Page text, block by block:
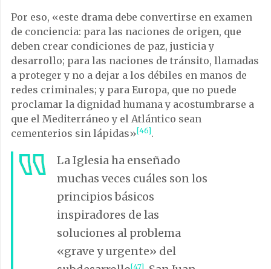
Por eso, «este drama debe convertirse en examen
de conciencia: para las naciones de origen, que
deben crear condiciones de paz, justicia y
desarrollo; para las naciones de tránsito, llamadas
a proteger y no a dejar a los débiles en manos de
redes criminales; y para Europa, que no puede
proclamar la dignidad humana y acostumbrarse a
que el Mediterráneo y el Atlántico sean
cementerios sin lápidas»[46].
La Iglesia ha enseñado
muchas veces cuáles son los
principios básicos
inspiradores de las
soluciones al problema
«grave y urgente» del
[47]